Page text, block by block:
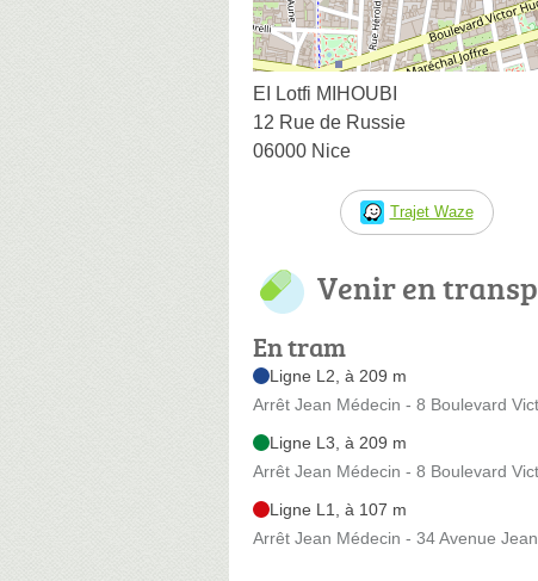
EI Lotfi MIHOUBI
12 Rue de Russie
06000 Nice
Trajet Waze
Venir en
En tram
Ligne L2, à 209 m
Arrêt Jean Médecin - 8 Boulevard
Ligne L3, à 209 m
Arrêt Jean Médecin - 8 Boulevard
Ligne L1, à 107 m
Arrêt Jean Médecin - 34 Avenue